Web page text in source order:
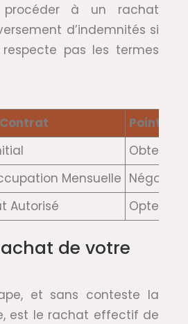
procéder à un rachat
d’indemnités si
respecte pas les termes
Points à
Obtenir
Mensuelle
Autorisé
Opter
de votre
et sans conteste la
est le rachat effectif de